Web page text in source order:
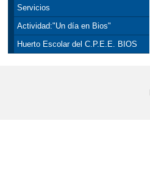
Servicios
Actividad:"Un día en Bios"
Huerto Escolar del C.P.E.E. BIOS